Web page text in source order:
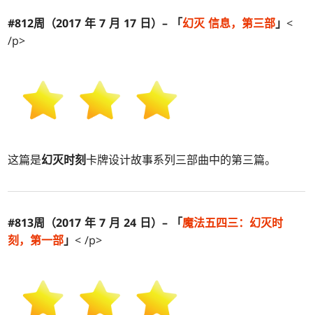
#812周（2017 年 7 月 17 日）– 「幻灭 信息，第三部」<
/p>
这篇是幻灭时刻卡牌设计故事系列三部曲中的第三篇。
#813周（2017 年 7 月 24 日）– 「魔法五四三： 幻灭时
刻 ，第一部」< /p>